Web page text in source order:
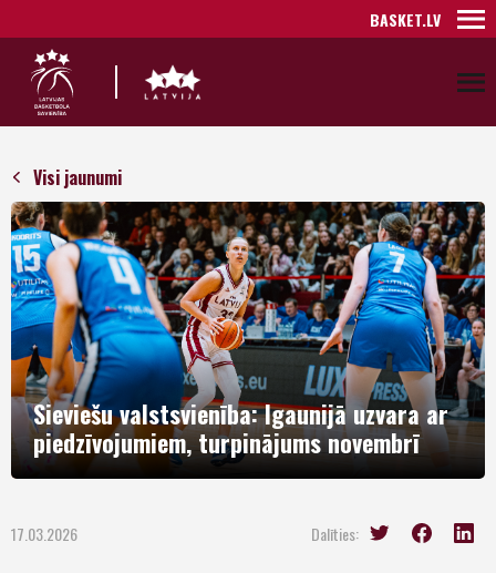
BASKET.LV
Visi jaunumi
Sieviešu valstsvienība: Igaunijā uzvara ar
piedzīvojumiem, turpinājums novembrī
17.03.2026 Dalīties: